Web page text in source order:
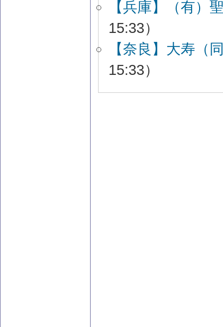
【兵庫】（有）
15:33）
【奈良】大寿（
15:33）